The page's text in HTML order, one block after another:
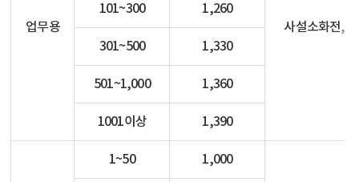
업무용 사설소화전,
101~300 1,260
301~500 1,330
501~1,000 1,360
1001이상 1,390
1~50 1,000